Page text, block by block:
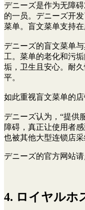
デニーズ是作为无障
的一员。デニーズ开
菜单。盲文菜单支持在
デニーズ的盲文菜单
工。菜单的老化和污
垢，卫生且安心。耐
平。
如此重视盲文菜单的店
デニーズ认为，“提供
障碍，真正让使用者
也被其他大型连锁店采
デニーズ的官方网站
4. ロイヤルホ